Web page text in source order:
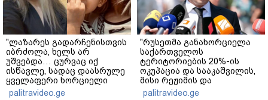
"ლაზარეს გადარჩენისთვის
იბრძოლა, ხელს არ
უშვებდა… ცურვაც იქ
ისწავლე, სადაც დაასრულე
ყველაფერი ხორციელი
ცხოვრებიდან" – რას წერს
palitravideo.ge
"რუსეთმა განახორციელა
საქართველოს
ტერიტორიების 20%-ის
ოკუპაცია და სააკაშვილის,
მისი რეჟიმის და
"ნაცმოძრაობის" ღალატი
palitravideo.ge